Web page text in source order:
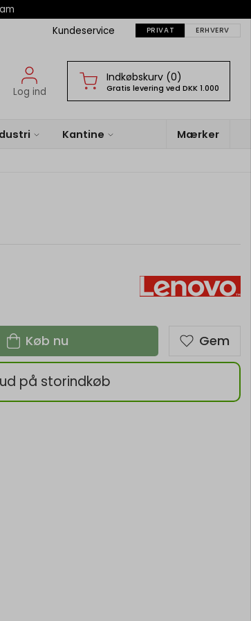
Kundeservice PRIVAT ERHVERV
Log ind
Indkøbskurv (0)
Gratis levering ved DKK 1.000
Kantine Mærker
Køb nu Gem
på storindkøb